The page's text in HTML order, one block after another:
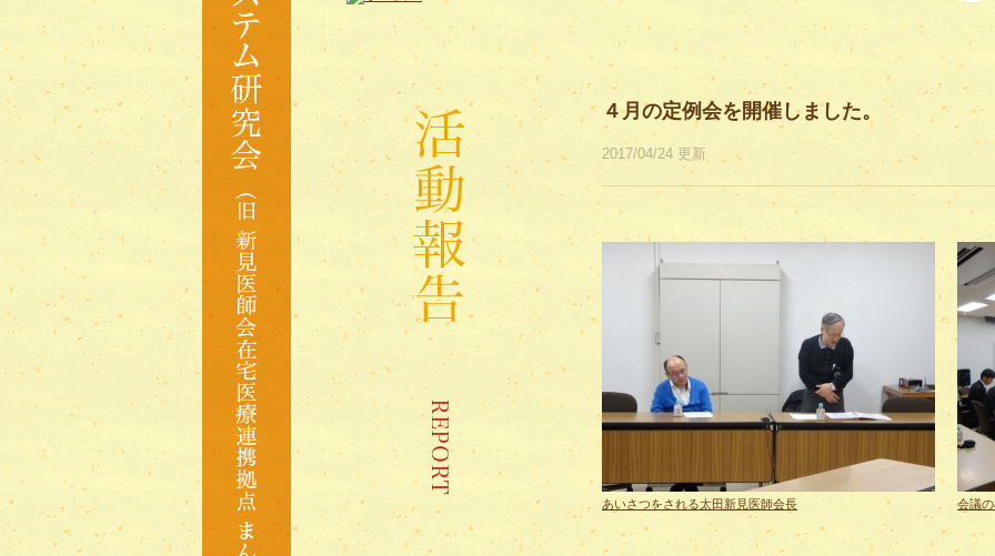
４月の定例会を開催しました。
2017/04/24 更新
あいさつをされる太田新見医師会長 会議